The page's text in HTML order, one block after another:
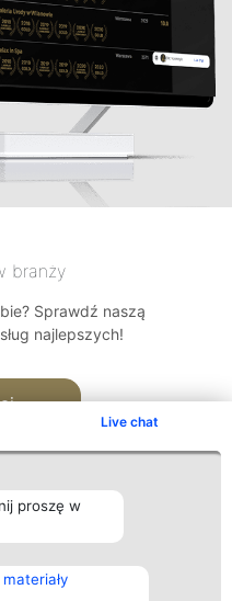
Live chat
proszę w
branży
Sprawdź naszą
najlepszych!
Kontakt
Kontakt